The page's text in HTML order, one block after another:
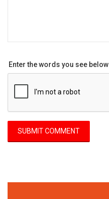
Enter the words you see below